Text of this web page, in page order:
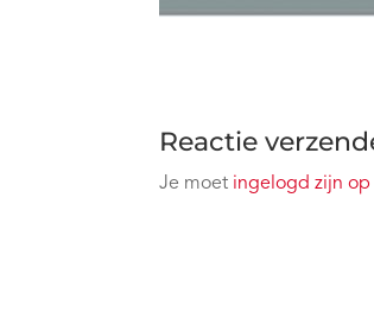
Reactie
Je moet ingelogd zijn op